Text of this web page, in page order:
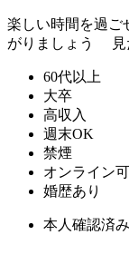
楽しい時間を過ご
がりましょう 見
60代以上
大卒
高収入
週末OK
禁煙
オンライン可
婚歴あり
本人確認済み